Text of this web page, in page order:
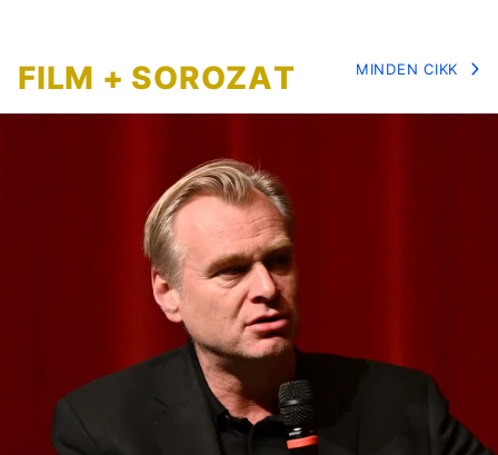
FILM + SOROZAT MINDEN CIKK